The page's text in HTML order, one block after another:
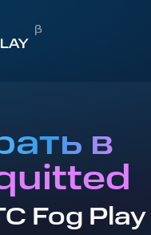
в
Fog Play